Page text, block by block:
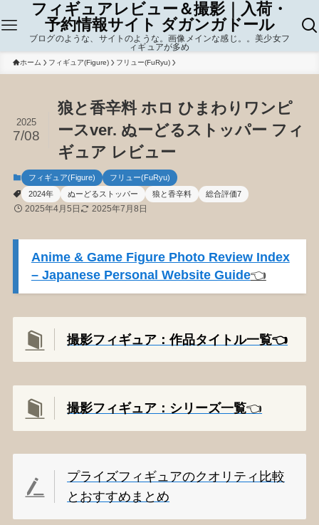
フィギュアレビュー＆撮影｜入荷・
予約情報サイト ダガンガドール
ブログのような、サイトのような。画像メインな感じ。。美少女フ
ィギュアが多め
ホーム フィギュア(Figure) フリュー(FuRyu)
狼と香辛料 ホロ ひまわりワンピ
ースver. ぬーどるストッパー フィ
ギュア レビュー
2025
7/08
フィギュア(Figure)
フリュー(FuRyu)
2024年
ぬーどるストッパー 狼と香辛料 総合評価7
2025年4月5日 2025年7月8日
Anime & Game Figure Photo Review Index
– Japanese Personal Website Guide👈️
撮影フィギュア：作品タイトル一覧👈️
撮影フィギュア：シリーズ一覧👈️
プライズフィギュアのクオリティ比較
とおすすめまとめ